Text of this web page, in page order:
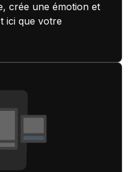
crée une émotion et
ici que votre